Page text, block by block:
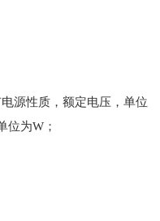
源性质，额定电压，单位
位为W；